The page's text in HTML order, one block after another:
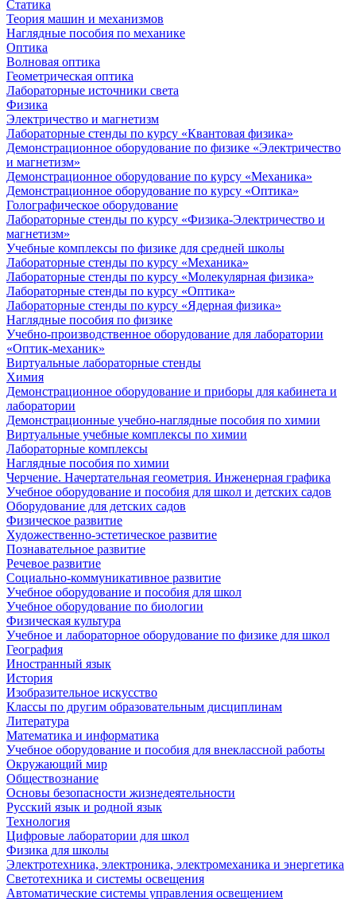
Статика
Теория машин и механизмов
Наглядные пособия по механике
Оптика
Волновая оптика
Геометрическая оптика
Лабораторные источники света
Физика
Электричество и магнетизм
Лабораторные стенды по курсу «Квантовая физика»
Демонстрационное оборудование по физике «Электричество
и магнетизм»
Демонстрационное оборудование по курсу «Механика»
Демонстрационное оборудование по курсу «Оптика»
Голографическое оборудование
Лабораторные стенды по курсу «Физика-Электричество и
магнетизм»
Учебные комплексы по физике для средней школы
Лабораторные стенды по курсу «Механика»
Лабораторные стенды по курсу «Молекулярная физика»
Лабораторные стенды по курсу «Оптика»
Лабораторные стенды по курсу «Ядерная физика»
Наглядные пособия по физике
Учебно-производственное оборудование для лаборатории
«Оптик-механик»
Виртуальные лабораторные стенды
Химия
Демонстрационное оборудование и приборы для кабинета и
лаборатории
Демонстрационные учебно-наглядные пособия по химии
Виртуальные учебные комплексы по химии
Лабораторные комплексы
Наглядные пособия по химии
Черчение. Начертательная геометрия. Инженерная графика
Учебное оборудование и пособия для школ и детских садов
Оборудование для детских садов
Физическое развитие
Художественно-эстетическое развитие
Познавательное развитие
Речевое развитие
Социально-коммуникативное развитие
Учебное оборудование и пособия для школ
Учебное оборудование по биологии
Физическая культура
Учебное и лабораторное оборудование по физике для школ
География
Иностранный язык
История
Изобразительное искусство
Классы по другим образовательным дисциплинам
Литература
Математика и информатика
Учебное оборудование и пособия для внеклассной работы
Окружающий мир
Обществознание
Основы безопасности жизнедеятельности
Русский язык и родной язык
Технология
Цифровые лаборатории для школ
Физика для школы
Электротехника, электроника, электромеханика и энергетика
Светотехника и системы освещения
Автоматические системы управления освещением